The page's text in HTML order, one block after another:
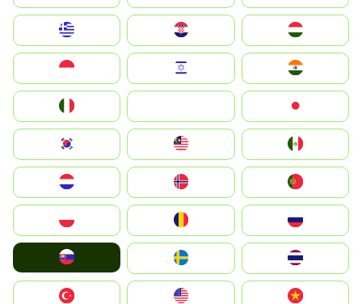
Magyarország
South Korea
United States